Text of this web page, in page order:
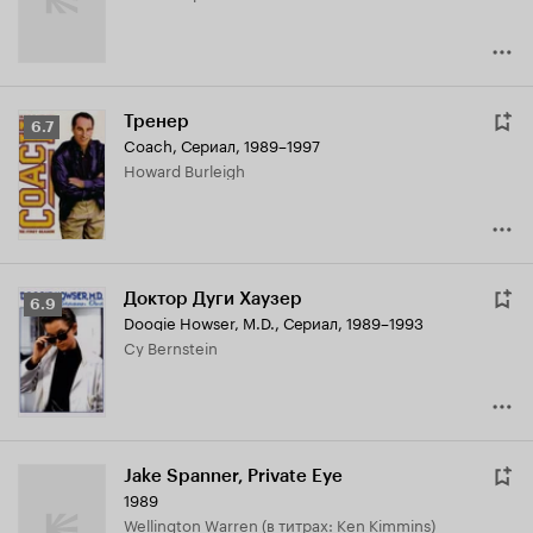
Рейтинг
Кинопоиска
6.7
6.7 Тренер
Coach, Сериал, 1989–1997
Howard Burleigh
Рейтинг
Кинопоиска
6.9
6.9 Доктор Дуги Хаузер
Doogie Howser, M.D., Сериал, 1989–1993
Cy Bernstein
Jake Spanner, Private Eye
1989
Wellington Warren (в титрах: Ken Kimmins)